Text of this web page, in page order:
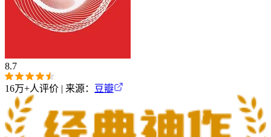
8.7
16万+人评价 | 来源： 豆瓣